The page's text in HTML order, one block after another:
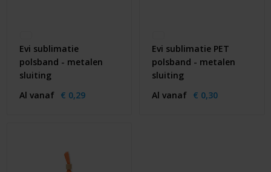
Evi sublimatie
polsband - metalen
sluiting
Al vanaf € 0,29
Evi sublimatie PET
polsband - metalen
sluiting
Al vanaf € 0,30